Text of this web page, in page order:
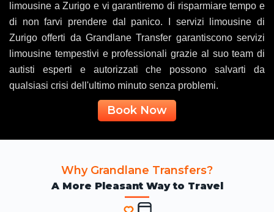
limousine a Zurigo e vi garantiremo di risparmiare tempo e
di non farvi prendere dal panico. I servizi limousine di
Zurigo offerti da Grandlane Transfer garantiscono servizi
limousine tempestivi e professionali grazie al suo team di
autisti esperti e autorizzati che possono salvarti da
qualsiasi crisi dell'ultimo minuto senza problemi.
Book Now
Why Grandlane Transfers?
A More Pleasant Way to Travel